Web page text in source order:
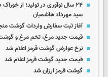
۲۴ سال نوآوری در تولید؛ از
سید مهرداد هاشمیان
آغاز ثبت سفارش واردات گوشت
قیمت جدید مرغ، تخم مرغ و
نرخ عوارض گوشت قرمز اعلام شد
قیمت جدید گوشت قرمز اعلام شد
گوشت قرمز ارزان شد